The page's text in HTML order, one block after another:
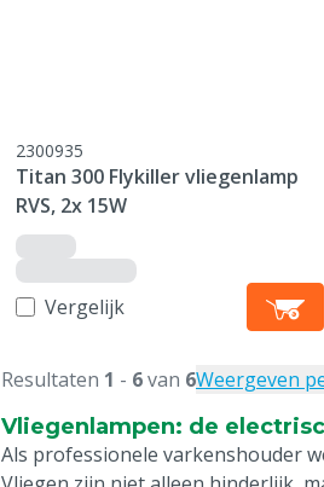
2300935
Titan 300 Flykiller vliegenlamp
RVS, 2x 15W
Vergelijk
Resultaten 1 - 6van 6Weergeven
Vliegenlampen: de
Als professionele varkenshouder